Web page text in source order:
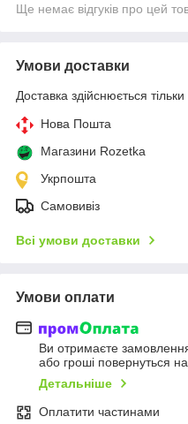
Ще немає відгуків про цей
Умови доставки
Доставка здійснюється
Нова Пошта
Магазини Rozetka
Укрпошта
Самовивіз
Всі умови доставки
Умови оплати
Ви отримаєте
або гроші повернуться
Детальніше
Оплатити частинами